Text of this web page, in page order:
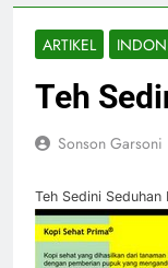
ARTIKEL
Teh
Sonson Garsoni
Teh Sedini Seduhan